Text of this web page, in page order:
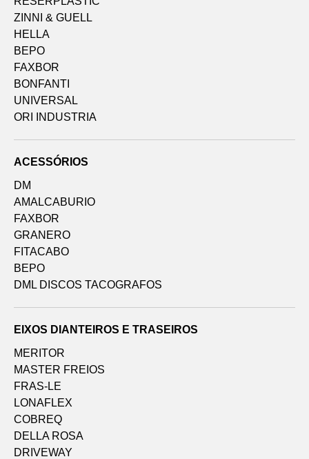
ZINNI & GUELL
HELLA
BEPO
FAXBOR
BONFANTI
UNIVERSAL
ORI INDUSTRIA
ACESSÓRIOS
DM
AMALCABURIO
FAXBOR
GRANERO
FITACABO
BEPO
DML DISCOS TACOGRAFOS
EIXOS DIANTEIROS E TRASEIROS
MERITOR
MASTER FREIOS
FRAS-LE
LONAFLEX
COBREQ
DELLA ROSA
DRIVEWAY